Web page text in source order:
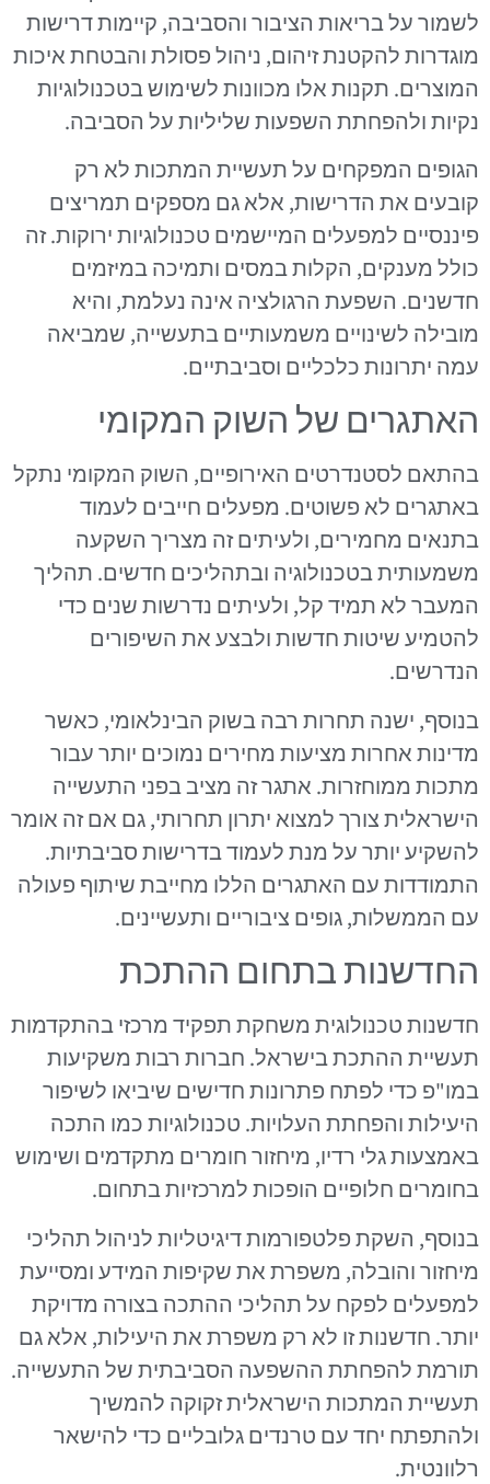
לשמור על בריאות הציבור והסביבה, קיימות דרישות
מוגדרות להקטנת זיהום, ניהול פסולת והבטחת איכות
המוצרים. תקנות אלו מכוונות לשימוש בטכנולוגיות
נקיות ולהפחתת השפעות שליליות על הסביבה.
הגופים המפקחים על תעשיית המתכות לא רק
קובעים את הדרישות, אלא גם מספקים תמריצים
פיננסיים למפעלים המיישמים טכנולוגיות ירוקות. זה
כולל מענקים, הקלות במסים ותמיכה במיזמים
חדשנים. השפעת הרגולציה אינה נעלמת, והיא
מובילה לשינויים משמעותיים בתעשייה, שמביאה
עמה יתרונות כלכליים וסביבתיים.
האתגרים של השוק המקומי
בהתאם לסטנדרטים האירופיים, השוק המקומי נתקל
באתגרים לא פשוטים. מפעלים חייבים לעמוד
בתנאים מחמירים, ולעיתים זה מצריך השקעה
משמעותית בטכנולוגיה ובתהליכים חדשים. תהליך
המעבר לא תמיד קל, ולעיתים נדרשות שנים כדי
להטמיע שיטות חדשות ולבצע את השיפורים
הנדרשים.
בנוסף, ישנה תחרות רבה בשוק הבינלאומי, כאשר
מדינות אחרות מציעות מחירים נמוכים יותר עבור
מתכות ממוחזרות. אתגר זה מציב בפני התעשייה
הישראלית צורך למצוא יתרון תחרותי, גם אם זה אומר
להשקיע יותר על מנת לעמוד בדרישות סביבתיות.
התמודדות עם האתגרים הללו מחייבת שיתוף פעולה
עם הממשלות, גופים ציבוריים ותעשיינים.
החדשנות בתחום ההתכת
חדשנות טכנולוגית משחקת תפקיד מרכזי בהתקדמות
תעשיית ההתכת בישראל. חברות רבות משקיעות
במו"פ כדי לפתח פתרונות חדישים שיביאו לשיפור
היעילות והפחתת העלויות. טכנולוגיות כמו התכה
באמצעות גלי רדיו, מיחזור חומרים מתקדמים ושימוש
בחומרים חלופיים הופכות למרכזיות בתחום.
בנוסף, השקת פלטפורמות דיגיטליות לניהול תהליכי
מיחזור והובלה, משפרת את שקיפות המידע ומסייעת
למפעלים לפקח על תהליכי ההתכה בצורה מדויקת
יותר. חדשנות זו לא רק משפרת את היעילות, אלא גם
תורמת להפחתת ההשפעה הסביבתית של התעשייה.
תעשיית המתכות הישראלית זקוקה להמשיך
ולהתפתח יחד עם טרנדים גלובליים כדי להישאר
רלוונטית.